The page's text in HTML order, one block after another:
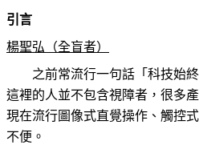
引言
楊聖弘（全盲者）
之前常流行一句話「科技始
這裡的人並不包含視障者，很多
現在流行圖像式直覺操作、觸控
不便。